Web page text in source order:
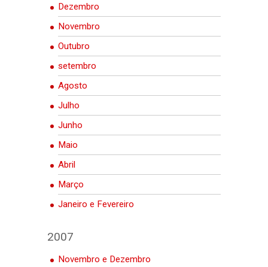
Dezembro
Novembro
Outubro
setembro
Agosto
Julho
Junho
Maio
Abril
Março
Janeiro e Fevereiro
2007
Novembro e Dezembro